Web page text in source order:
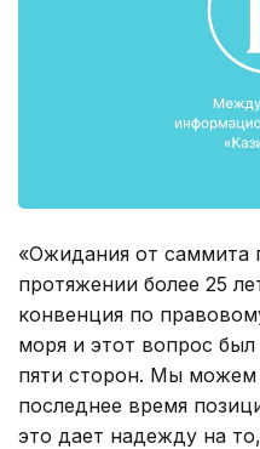
«Ожидания от саммита
протяжении более 25
конвенция по
моря и этот вопрос
пяти сторон. Мы можем
последнее время
это дает надежду на